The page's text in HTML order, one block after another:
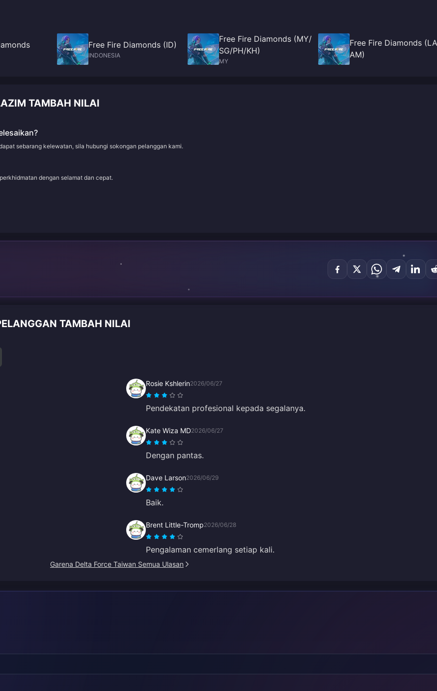
Free Fire Diamonds (ID)
INDONESIA
Free Fire Diamonds (MY/
SG/PH/KH)
MY
Free Fire Diamonds
AM)
TAMBAH NILAI
sebarang kelewatan, sila hubungi sokongan pelanggan kami.
dengan selamat dan cepat.
TAMBAH NILAI
Rosie Kshlerin2026/06/27
Pendekatan profesional kepada segalanya.
Kate Wiza MD2026/06/27
Dengan pantas.
Dave Larson2026/06/29
Baik.
Brent Little-Tromp2026/06/28
Pengalaman cemerlang setiap kali.
Garena Delta Force Taiwan Semua Ulasan